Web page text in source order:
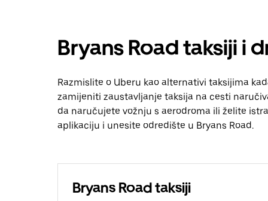
Bryans Road taksiji i
Razmislite o Uberu kao alternativi taksijima
zamijeniti zaustavljanje taksija na cesti
da naručujete vožnju s aerodroma ili želite
aplikaciju i unesite odredište u Bryans Road.
Bryans Road taksiji